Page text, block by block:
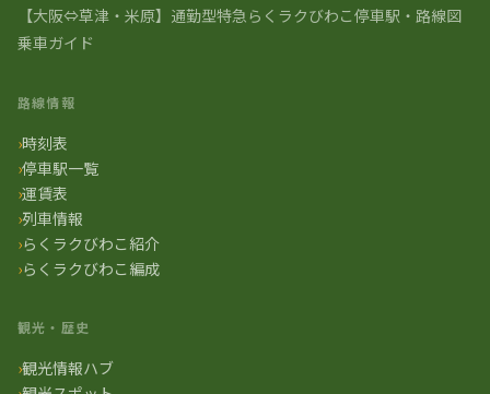
【大阪⇔草津・米原】通勤型特急らくラクびわこ停車駅・路線図
乗車ガイド
路線情報
時刻表
停車駅一覧
運賃表
列車情報
らくラクびわこ紹介
らくラクびわこ編成
観光・歴史
観光情報ハブ